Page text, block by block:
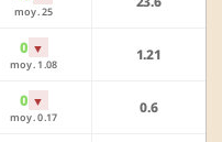
moy. 25
0 ▼
moy. 1.08
1.21
0 ▼
moy. 0.17
0.6